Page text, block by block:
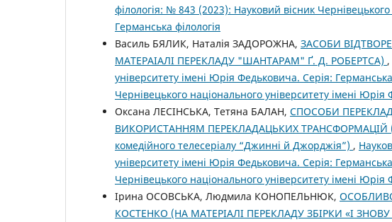
філологія: № 843 (2023): Науковий вісник
Германська філологія
Василь БЯЛИК, Наталія ЗАДОРОЖНА, ЗАСОБИ
МАТЕРАІАЛІ ПЕРЕКЛАДУ "ШАНТАРАМ" Ґ. Д. РОБЕРТСА) ,
університету імені Юрія Федьковича. Серія:
Чернівецького національного університету імені
Оксана ЛЕСІНСЬКА, Тетяна БАЛАН, СПОСОБИ
ВИКОРИСТАННЯМ ПЕРЕКЛАДАЦЬКИХ ТРАНСФОРМАЦІЙ
комедійного телесеріалу “Джинні й Джорджія”) ,
університету імені Юрія Федьковича. Серія:
Чернівецького національного університету імені
Ірина ОСОВСЬКА, Людмила КОНОПЕЛЬНЮК,
КОСТЕНКО (НА МАТЕРІАЛІ ПЕРЕКЛАДУ ЗБІРКИ «І